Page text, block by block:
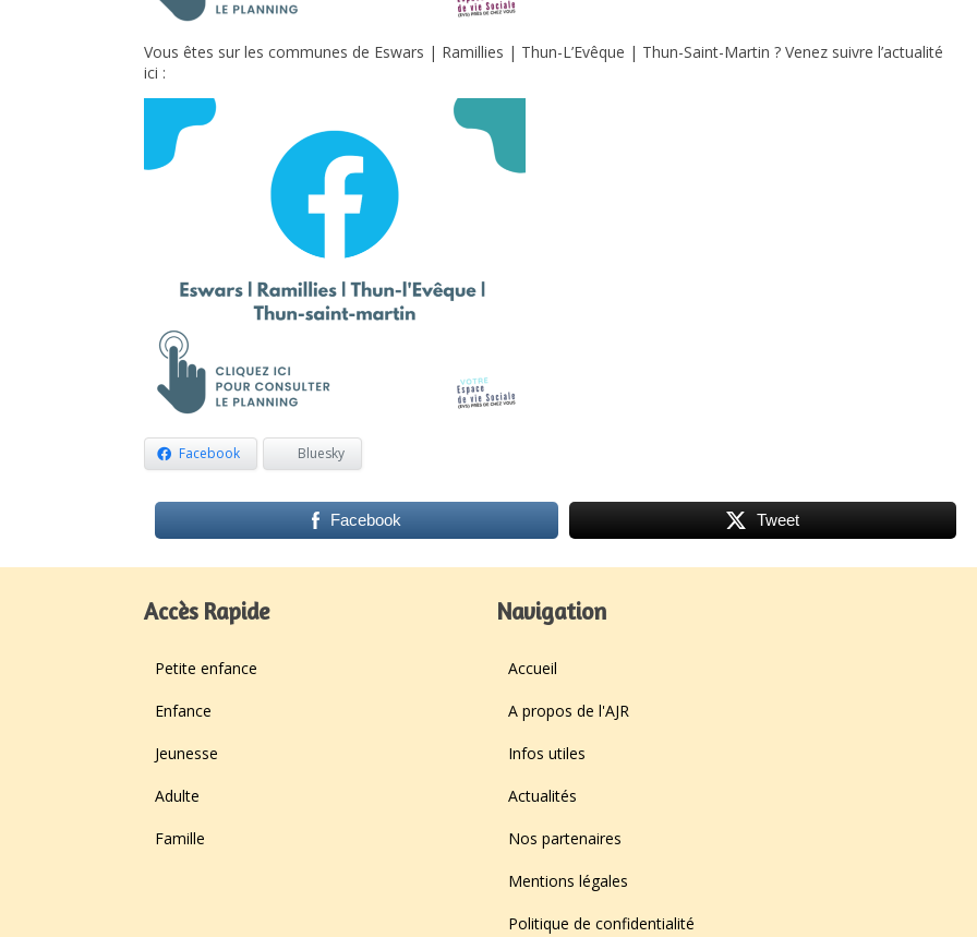
Vous êtes sur les communes de Eswars | Ramillies | Thun-L’Evêque | Thun-Saint-Martin ? Venez suivre l’actualité
ici :
Facebook Bluesky
Facebook Tweet
Accès Rapide
Petite enfance
Enfance
Jeunesse
Adulte
Famille
Navigation
Accueil
A propos de l'AJR
Infos utiles
Actualités
Nos partenaires
Mentions légales
Politique de confidentialité